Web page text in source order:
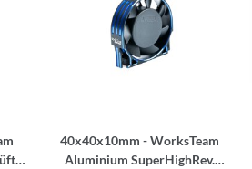
40x40x10mm - WorksTeam
Aluminium SuperHighRev.